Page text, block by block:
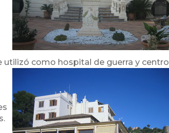
utilizó como hospital de guerra y centro